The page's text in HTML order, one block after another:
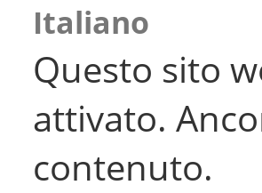
Italiano
Questo sito
attivato.
contenuto.